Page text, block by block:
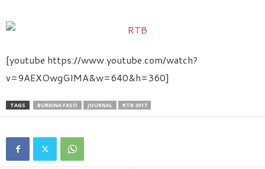
[youtube https://www.youtube.com/watch?
v=9AEXOwgGIMA&w=640&h=360]
TAGS BURKINA FASO JOURNAL RTB 2017